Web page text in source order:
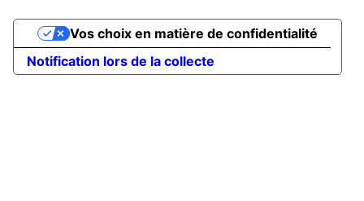
Notification lors de la collecte
Vos choix en matière de confidentialité